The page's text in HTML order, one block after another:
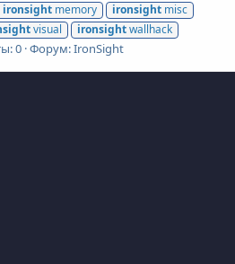
ironsight memory ironsight misc
visual ironsightwallhack
0 Форум:IronSight